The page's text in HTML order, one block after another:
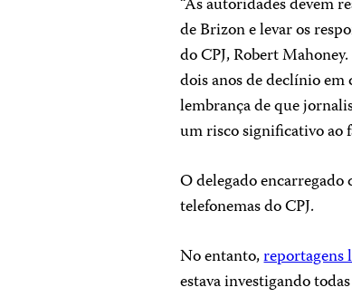
“As autoridades devem
de Brizon e levar os
do CPJ, Robert
dois anos de declínio em
lembrança de que
um risco significativo ao
O delegado
telefonemas do CPJ.
No entanto,reportagens
estava investigando